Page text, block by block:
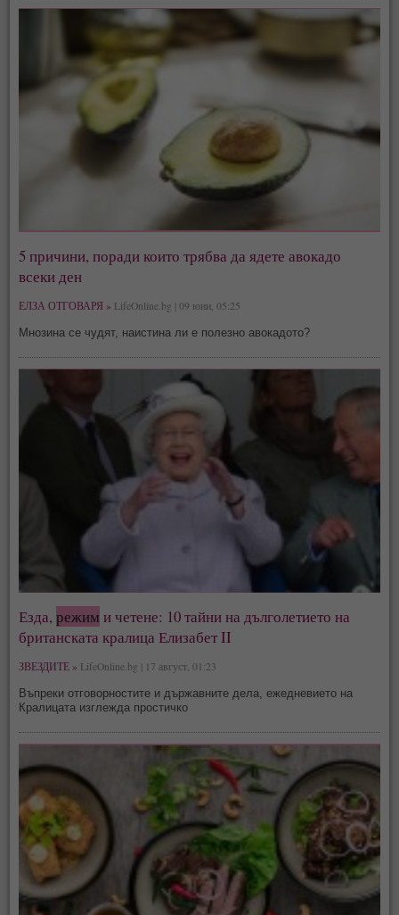
5 причини, поради които трябва да ядете авокадо
всеки ден
ЕЛЗА ОТГОВАРЯ » LifeOnline.bg | 09 юни, 05:25
Мнозина се чудят, наистина ли е полезно авокадото?
Езда, режим и четене: 10 тайни на дълголетието на
британската кралица Елизабет II
ЗВЕЗДИТЕ » LifeOnline.bg | 17 август, 01:23
Въпреки отговорностите и държавните дела, ежедневието на
Кралицата изглежда простичко